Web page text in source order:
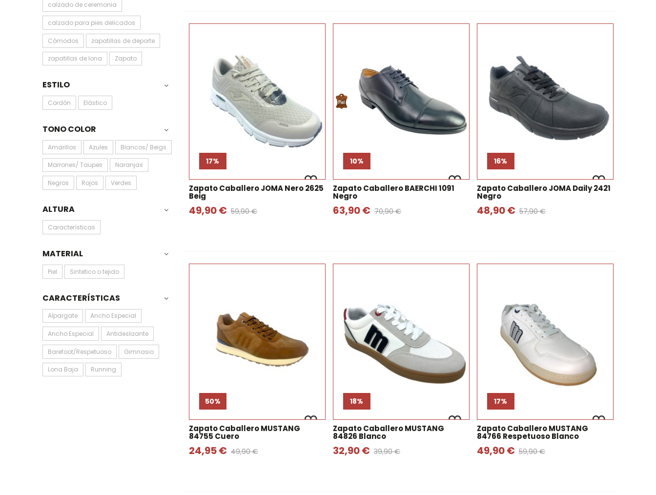
calzado de ceremonia
calzado para pies delicados
Cómodos zapatillas de deporte
zapatillas de lona Zapato
ESTILO
Cordón Elástico
TONO COLOR
Amarillos Azules Blancos/ Beigs
Marrones/ Taupes Naranjas
Negros Rojos Verdes
ALTURA
Características
MATERIAL
Piel Sintetico o tejido
CARACTERÍSTICAS
Alpargate Ancho Especial
Ancho Especial Antideslizante
Barefoot/Respetuoso Gimnasio
Lona Baja Running
17%
Zapato Caballero JOMA Nero 2625
Beig
49,90 € 59,90 €
10%
Zapato Caballero BAERCHI 1091
Negro
63,90 € 70,90 €
16%
Zapato Caballero JOMA Daily 2421
Negro
48,90 € 57,90 €
50%
Zapato Caballero MUSTANG
84755 Cuero
24,95 € 49,90 €
18%
Zapato Caballero MUSTANG
84826 Blanco
32,90 € 39,90 €
17%
Zapato Caballero MUSTANG
84766 Respetuoso Blanco
49,90 € 59,90 €